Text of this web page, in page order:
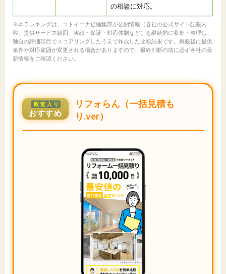
の相談に対応。
※本ランキングは、コトイエナビ編集部が公開情報（各社の公式サイト記載内
容、提供サービス範囲、実績・保証・対応体制など）を継続的に収集・整理し、
独自の評価項目でスコアリングしたうえで作成した比較結果です。掲載後に提供
条件や対応範囲が変更される場合がありますので、最終判断の前に必ず各社の最
新情報をご確認ください。
殿堂入り
おすすめ
リフォらん（一括見積も
り.ver）